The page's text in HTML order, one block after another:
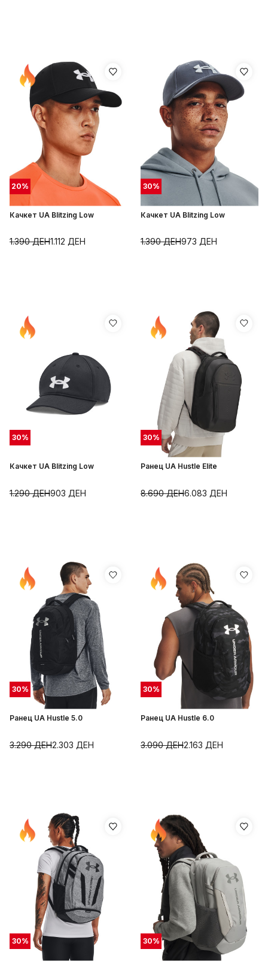
20%
Качкет UA Blitzing Low
1.112 ДЕН
1.390ДЕН
30%
Качкет UA Blitzing Low
973 ДЕН
1.390ДЕН
30%
Качкет UA Blitzing Low
903 ДЕН
1.290ДЕН
30%
Ранец UA Hustle Elite
6.083 ДЕН
8.690ДЕН
30%
Ранец UA Hustle 5.0
2.303 ДЕН
3.290ДЕН
30%
Ранец UA Hustle 6.0
2.163 ДЕН
3.090ДЕН
30% 30%